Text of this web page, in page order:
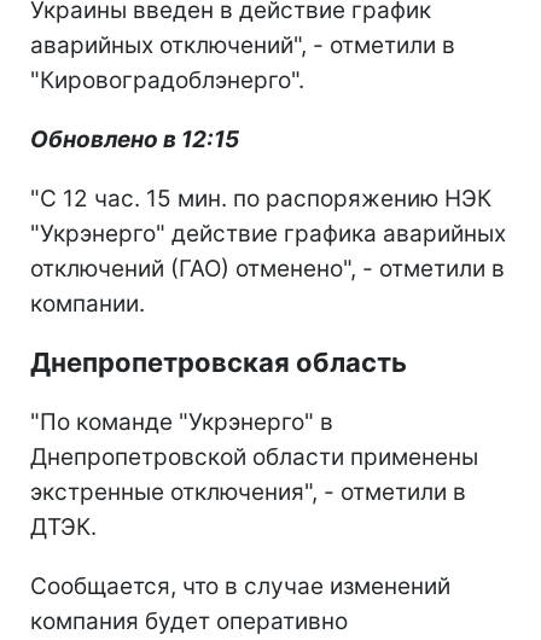
Украины введен в действие график
аварийных отключений", - отметили в
"Кировоградоблэнерго".
Обновлено в 12:15
"С 12 час. 15 мин. по распоряжению НЭК
"Укрэнерго" действие графика аварийных
отключений (ГАО) отменено", - отметили в
компании.
Днепропетровская область
"По команде "Укрэнерго" в
Днепропетровской области применены
экстренные отключения", - отметили в
ДТЭК.
Сообщается, что в случае изменений
компания будет оперативно